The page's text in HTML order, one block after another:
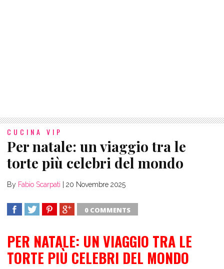
CUCINA VIP
Per natale: un viaggio tra le
torte più celebri del mondo
By Fabio Scarpati 20 Novembre 2025
0 COMMENTS
PER NATALE: UN VIAGGIO TRA LE
TORTE PIÙ CELEBRI DEL MONDO